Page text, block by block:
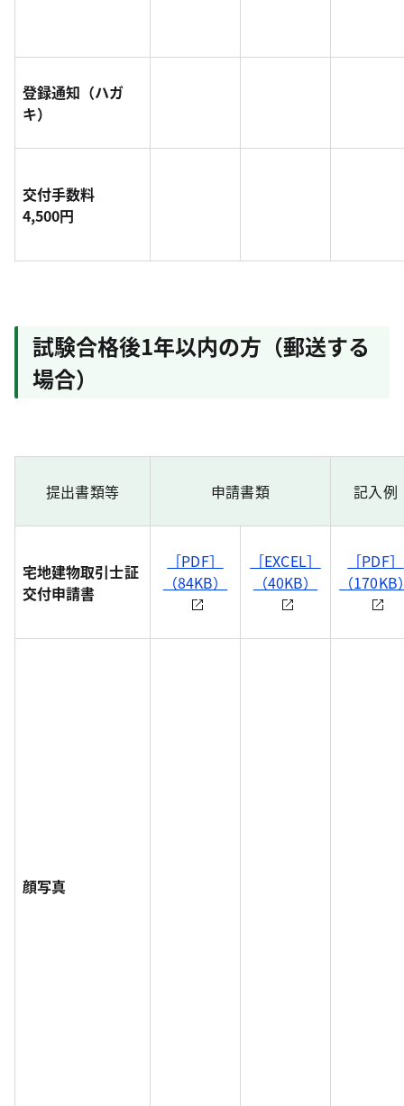
登録通知（ハガ
キ）
交付手数料
4,500円
試験合格後1年以内の方（郵送する
場合）
提出書類等 申請書類 記入例
宅地建物取引士証
交付申請書
［PDF］
（84KB）
［EXCEL］
（40KB）
［PDF］
（170KB
顔写真